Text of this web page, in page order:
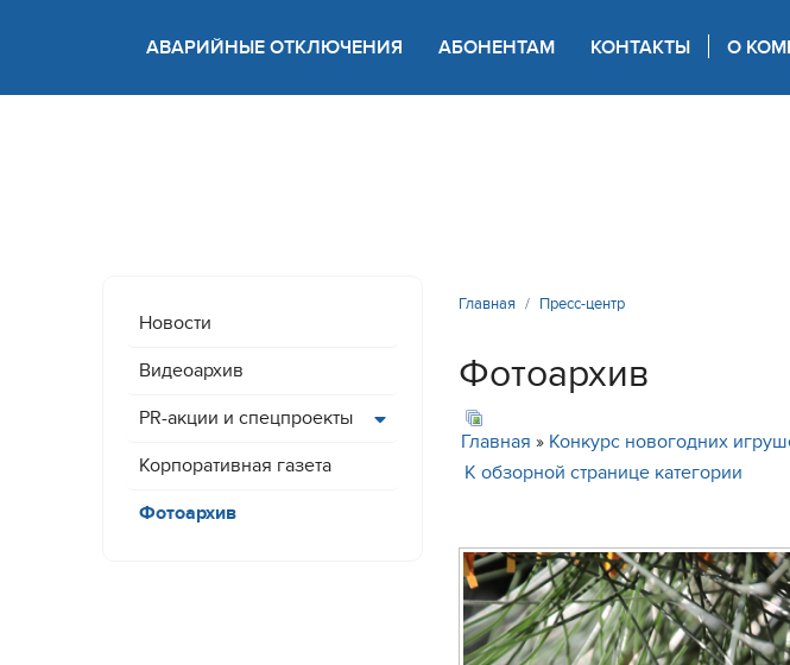
Версия для слабовидящих
АВАРИЙНЫЕ ОТКЛЮЧЕНИЯ АБОНЕНТАМ КОНТАКТЫ О
Новости
Видеоархив
PR-акции и спецпроекты
Корпоративная газета
Фотоархив
Главная Пресс-центр
Фотоархив
Главная » Конкурс новогодних
К обзорной странице категории